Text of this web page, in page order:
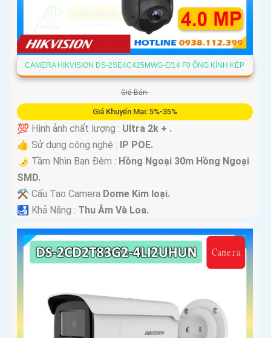
CAMERA HIKVISION DS-2SE4C425MWG-E/14 F0 ỐNG KÍNH KÉP
Giá Bán:
Giá Khuyến Mại: 5%-35%
💯 Hình ảnh chất lượng : Ultra 2k + .
👍 Sử dụng công nghệ : IP POE.
🌛 Tầm Nhìn Ban Đêm : Hồng Ngoại 30m Hồng Ngoại
SMD.
⚒ Cấu Tạo Camera Dome Kim loại.
️🛃 Khả Năng : Thu Âm Và Loa.